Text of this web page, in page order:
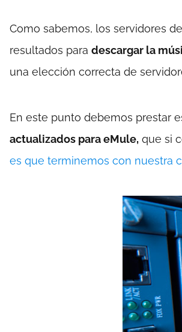
Como sabemos, los servidores
resultados para descargar la
una elección correcta de
En este punto debemos prestar
actualizados para eMule, que si
es que terminemos con nuestra